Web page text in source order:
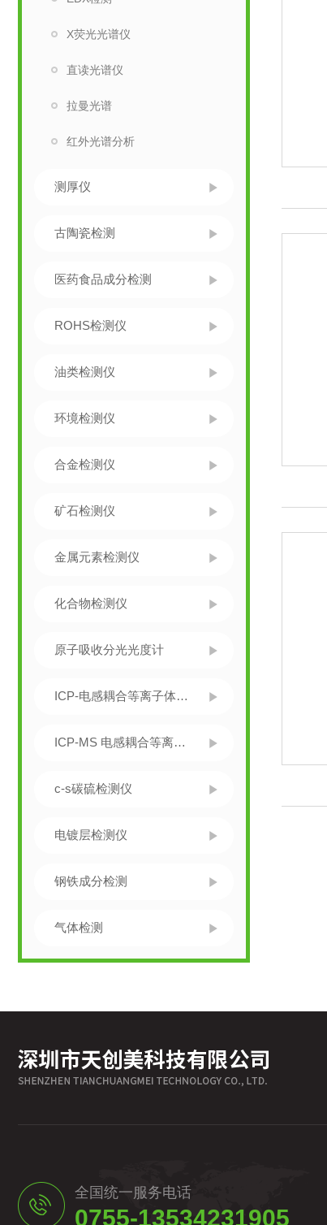
X荧光光谱仪
直读光谱仪
拉曼光谱
红外光谱分析
测厚仪
古陶瓷检测
医药食品成分检测
ROHS检测仪
油类检测仪
环境检测仪
合金检测仪
矿石检测仪
金属元素检测仪
化合物检测仪
原子吸收分光光度计
ICP-电感耦合等离子体发射光谱仪
ICP-MS 电感耦合等离子体质谱仪
c-s碳硫检测仪
电镀层检测仪
钢铁成分检测
气体检测
全国统一服务电话
0755-13534231905